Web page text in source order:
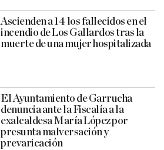
Ascienden a 14 los fallecidos en el
incendio de Los Gallardos tras la
muerte de una mujer hospitalizada
El Ayuntamiento de Garrucha
denuncia ante la Fiscalía a la
exalcaldesa María López por
presunta malversación y
prevaricación